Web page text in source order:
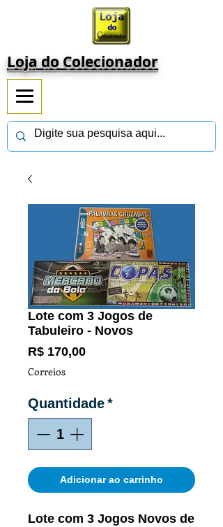
Loja do Colecionador
Lote com 3 Jogos de
Tabuleiro - Novos
R$ 170,00Preço
Correios
Quantidade*
Adicionar ao carrinho
Lote com 3 Jogos Novos de